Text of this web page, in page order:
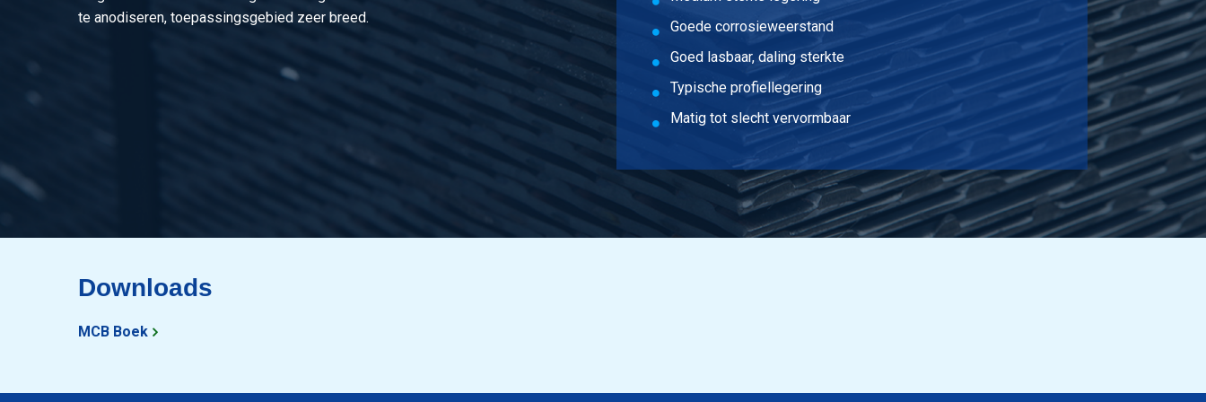
te anodiseren, toepassingsgebied zeer breed.
Goede corrosieweerstand
Goed lasbaar, daling sterkte
Typische profiellegering
Matig tot slecht vervormbaar
Downloads
MCB Boek